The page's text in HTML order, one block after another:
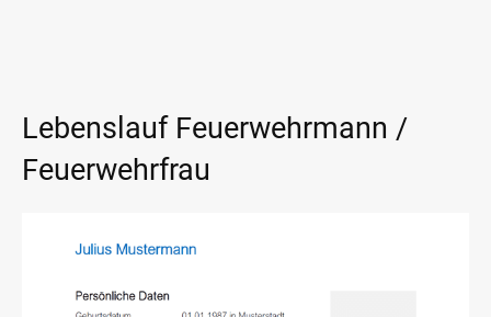
Lebenslauf Feuerwehrmann /
Feuerwehrfrau